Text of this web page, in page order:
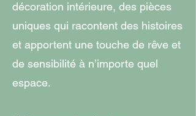
décoration intérieure, des pièces
uniques qui racontent des histoires
et apportent une touche de rêve et
de sensibilité à n’importe quel
espace.